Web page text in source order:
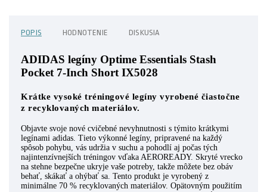
POPIS HODNOTENIE DISKUSIA
ADIDAS legíny Optime Essentials Stash
Pocket 7-Inch Short IX5028
Krátke vysoké tréningové legíny vyrobené čiastočne
z recyklovaných materiálov.
Objavte svoje nové cvičebné nevyhnutnosti s týmito krátkymi
legínami adidas. Tieto výkonné legíny, pripravené na každý
spôsob pohybu, vás udržia v suchu a pohodlí aj počas tých
najintenzívnejších tréningov vďaka AEROREADY. Skryté vrecko
na stehne bezpečne ukryje vaše potreby, takže môžete bez obáv
behať, skákať a ohýbať sa. Tento produkt je vyrobený z
minimálne 70 % recyklovaných materiálov. Opätovným použitím